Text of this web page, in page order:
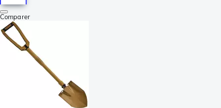
Comparer